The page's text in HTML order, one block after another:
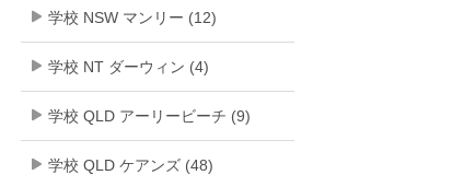
学校 NSW マンリー (12)
学校 NT ダーウィン (4)
学校 QLD アーリービーチ (9)
学校 QLD ケアンズ (48)